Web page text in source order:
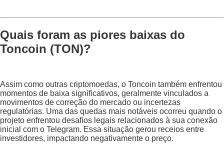
Quais foram as piores baixas do
Toncoin (TON)?
Assim como outras criptomoedas, o Toncoin também enfrentou
momentos de baixa significativos, geralmente vinculados a
movimentos de correção do mercado ou incertezas
regulatórias. Uma das quedas mais notáveis ocorreu quando o
projeto enfrentou desafios legais relacionados à sua conexão
inicial com o Telegram. Essa situação gerou receios entre
investidores, impactando negativamente o preço.